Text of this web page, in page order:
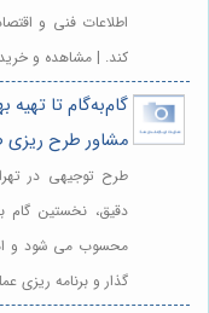
اطلاعات فنی و
کند. | مشاهده و خرید
گام‌به‌گام تا
مشاور طرح
طرح توجیهی در
دقیق، نخستین گام
محسوب می شود و
گذار و برنامه ریزی